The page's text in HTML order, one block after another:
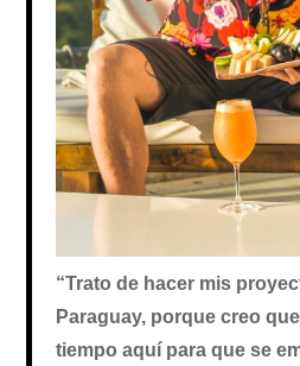
“Trato de hacer mis
Paraguay, porque creo
tiempo aquí para que se